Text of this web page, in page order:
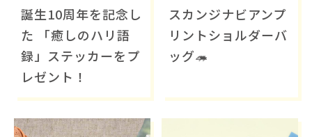
誕生10周年を記念し
た 「癒しのハリ語
録」ステッカーをプ
レゼント！
スカンジナビアンプ
リントショルダーバ
ッグ🦔